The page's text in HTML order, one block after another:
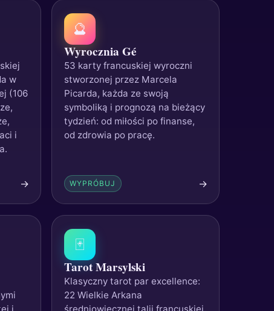
w
(106
i
→
🔮
Wyrocznia Gé
53 karty francuskiej wyroczni
stworzonej przez Marcela
Picarda, każda ze swoją
symboliką i prognozą na bieżący
tydzień: od miłości po finanse,
od zdrowia po pracę.
WYPRÓBUJ →
🃏
Tarot Marsylski
Klasyczny tarot par excellence:
22 Wielkie Arkana